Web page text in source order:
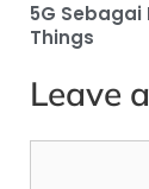
5G
Things
Leave